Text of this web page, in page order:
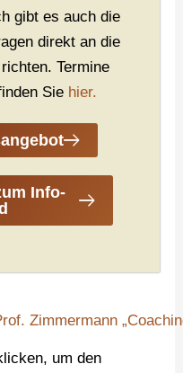
gibt es auch die
direkt an die
Termine
Sie hier.
Info-
um den